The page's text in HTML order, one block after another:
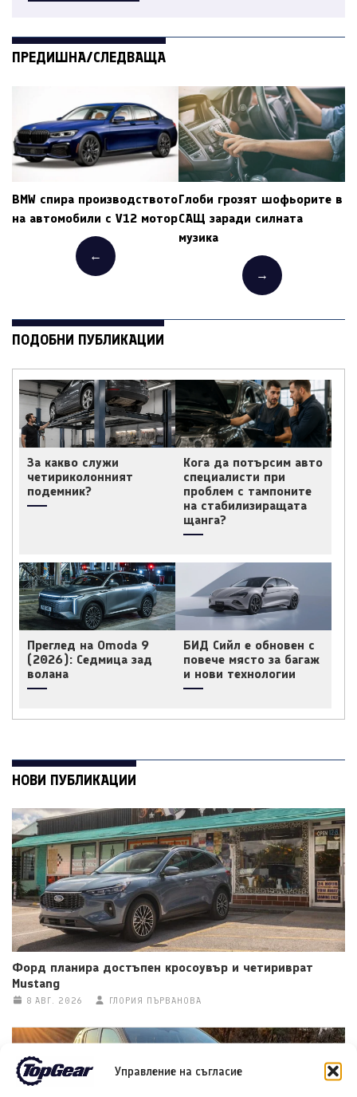
Управление на съгласие
ПРЕДИШНА/СЛЕДВАЩА
BMW спира производството
на автомобили с V12 мотор
←
Глоби грозят шофьорите в
САЩ заради силната
музика
→
ПОДОБНИ ПУБЛИКАЦИИ
За какво служи
четириколонният
подемник?
Кога да потърсим авто
специалисти при
проблем с тампоните
на стабилизиращата
щанга?
Преглед на Omoda 9
(2026): Седмица зад
волана
БИД Сийл е обновен с
повече място за багаж
и нови технологии
НОВИ ПУБЛИКАЦИИ
Форд планира достъпен кросоувър и четириврат
Mustang
8 АВГ. 2026 ГЛОРИЯ ПЪРВАНОВА